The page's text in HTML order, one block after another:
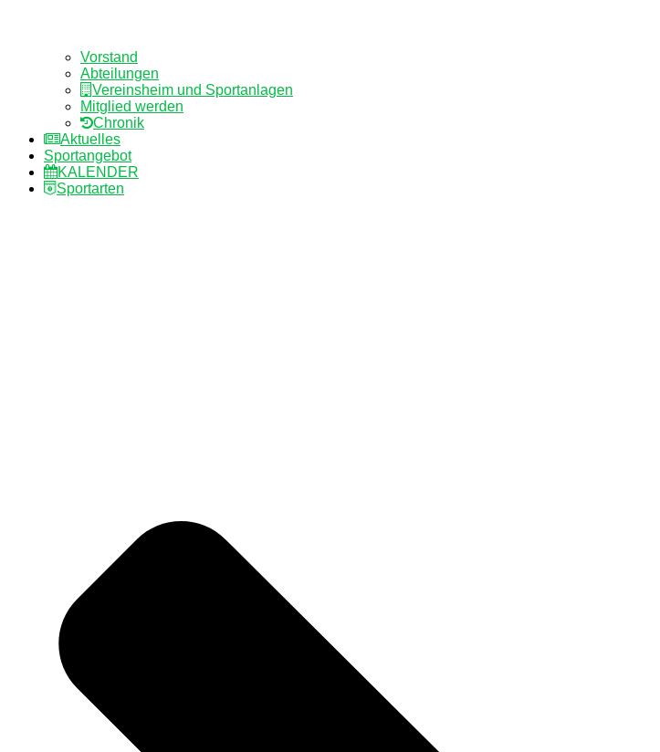
Vorstand
Abteilungen
Vereinsheim und Sportanlagen
Mitglied werden
Chronik
Aktuelles
Sportangebot
KALENDER
Sportarten